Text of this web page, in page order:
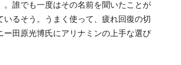
誰でも一度はその名前を聞いたことが
るそう。うまく使って、疲れ回復の切
田原光博氏にアリナミンの上手な選び